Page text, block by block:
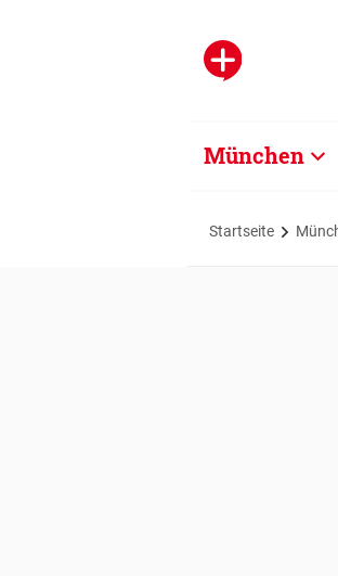
München
Startseite